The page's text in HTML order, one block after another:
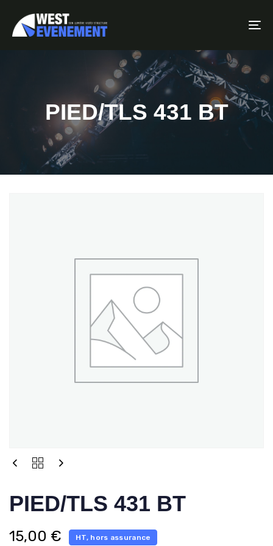
PIED/TLS 431 BT
PIED/TLS 431 BT
15,00 € HT, hors assurance